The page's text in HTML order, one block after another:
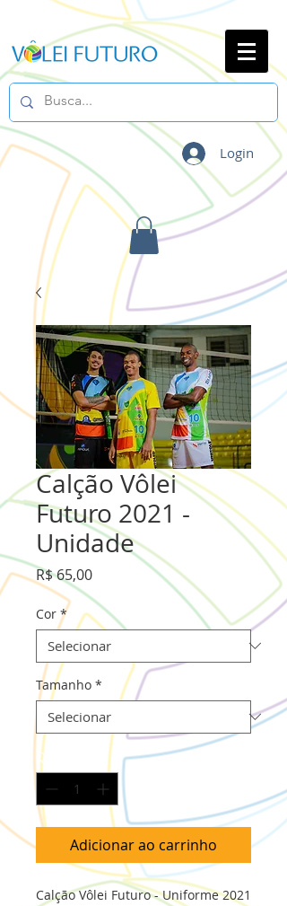
Login
Calção Vôlei
Futuro 2021 -
Unidade
R$ 65,00Preço
Cor *
Tamanho *
Quantidade *
Adicionar ao carrinho
Calção Vôlei Futuro - Uniforme 2021